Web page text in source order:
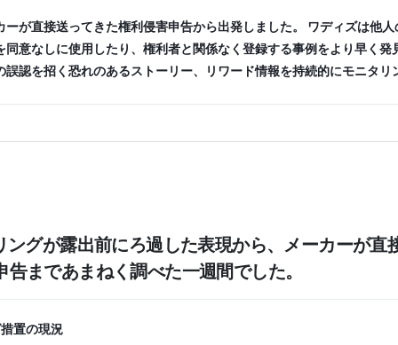
ーが直接送ってきた権利侵害申告から出発しました。 ワディズは他
同意なしに使用したり、権利者と関係なく登録する事例をより早く発
誤認を招く恐れのあるストーリー、リワード情報を持続的にモニタリ
ングが露出前にろ過した表現から、メーカーが直
まであまねく調べた一週間でした。
置の現況